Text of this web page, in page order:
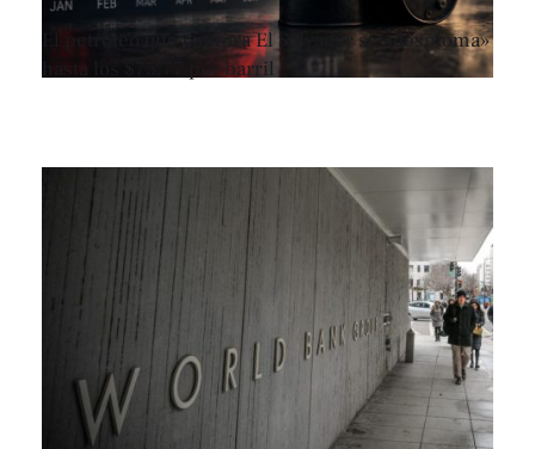
El petróleo que compra El Salvador se «desploma»
hasta los $75.77 por barril